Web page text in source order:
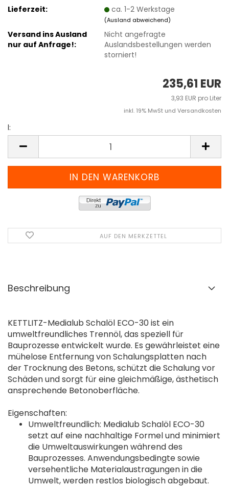
Lieferzeit:
ca. 1-2 Werkstage
(Ausland abweichend)
Versand ins Ausland
nur auf Anfrage!:
Nicht angefragte
Auslandsbestellungen werden
storniert!
235,61 EUR
3,93 EUR pro Liter
inkl. 19% MwSt und Versandkosten
l:
AUF DEN MERKZETTEL
Beschreibung
KETTLITZ-Medialub Schalöl ECO-30 ist ein
umweltfreundliches Trennöl, das speziell für
Bauprozesse entwickelt wurde. Es gewährleistet eine
mühelose Entfernung von Schalungsplatten nach
der Trocknung des Betons, schützt die Schalung vor
Schäden und sorgt für eine gleichmäßige, ästhetisch
ansprechende Betonoberfläche.
Eigenschaften:
Umweltfreundlich: Medialub Schalöl ECO-30
setzt auf eine nachhaltige Formel und minimiert
die Umweltauswirkungen während des
Bauprozesses. Anwendungsbedingte sowie
versehentliche Materialaustragungen in die
Umwelt, werden restlos biologisch abgebaut.